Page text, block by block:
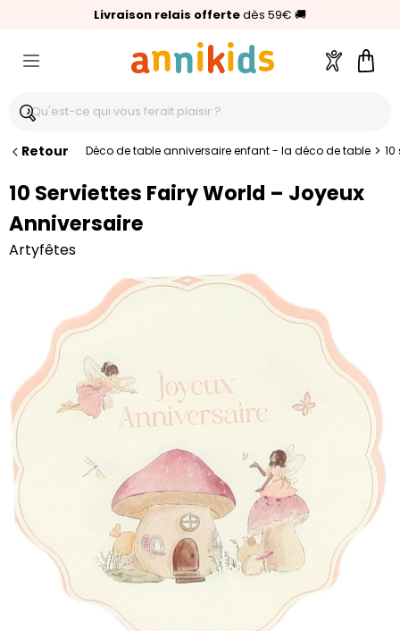
Livraison relais offertedès 59€ 🚚
🥇Palmarès Capital 2025 :Annikids N°1
⭐⭐⭐⭐⭐4,6/5(24 000 avis clients)
Compte
Retour Déco de table anniversaire enfant - la déco de table >
10 Serviettes Fairy World – Joyeux
Anniversaire
Artyfêtes